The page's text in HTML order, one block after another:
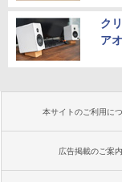
ク
ア
本サイトのご利用に
広告掲載のご案内